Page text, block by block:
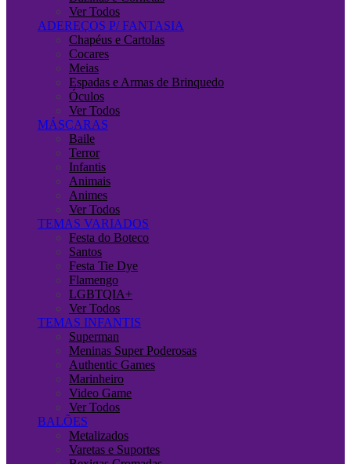
Ver Todos
ADEREÇOS P/ FANTASIA
Chapéus e Cartolas
Cocares
Meias
Espadas e Armas de Brinquedo
Óculos
Ver Todos
MÁSCARAS
Baile
Terror
Infantis
Animais
Animes
Ver Todos
TEMAS VARIADOS
Festa do Boteco
Santos
Festa Tie Dye
Flamengo
LGBTQIA+
Ver Todos
TEMAS INFANTIS
Superman
Meninas Super Poderosas
Authentic Games
Marinheiro
Video Game
Ver Todos
BALÕES
Metalizados
Varetas e Suportes